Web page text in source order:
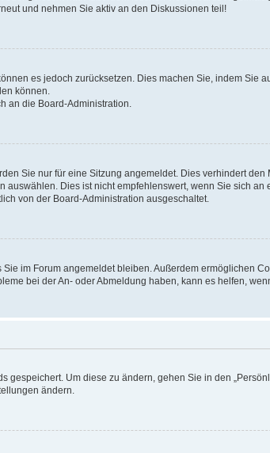
und nehmen Sie aktiv an den Diskussionen teil!
es jedoch zurücksetzen. Dies machen Sie, indem Sie
können.
an die Board-Administration.
Sie nur für eine Sitzung angemeldet. Dies verhindert
Dies ist nicht empfehlenswert, wenn Sie sich
von der Board-Administration ausgeschaltet.
im Forum angemeldet bleiben. Außerdem ermöglichen
bei der An- oder Abmeldung haben, kann es helfen,
Um diese zu ändern, gehen Sie in den
ändern.